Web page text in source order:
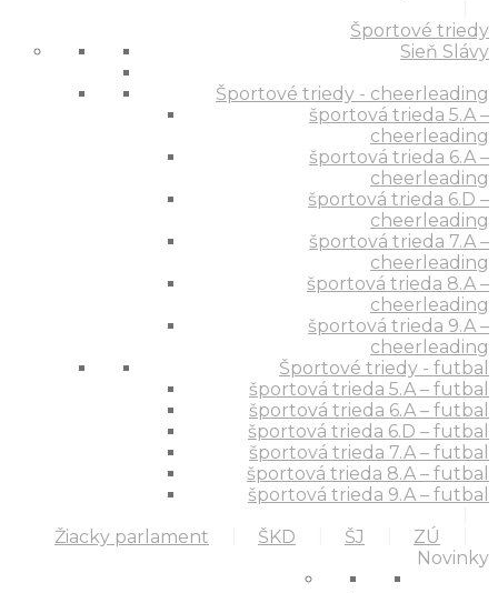
Športové triedy
Sieň Slávy
Športové triedy - cheerleading
športová trieda 5.A –
cheerleading
športová trieda 6.A –
cheerleading
športová trieda 6.D –
cheerleading
športová trieda 7.A –
cheerleading
športová trieda 8.A –
cheerleading
športová trieda 9.A –
cheerleading
Športové triedy - futbal
športová trieda 5.A – futbal
športová trieda 6.A – futbal
športová trieda 6.D – futbal
športová trieda 7.A – futbal
športová trieda 8.A – futbal
športová trieda 9.A – futbal
Žiacky parlament
ŠKD ŠJ ZÚ
Novinky